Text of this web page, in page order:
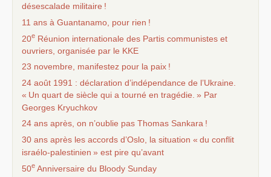
désescalade militaire !
11 ans à Guantanamo, pour rien !
20e Réunion internationale des Partis communistes et
ouvriers, organisée par le KKE
23 novembre, manifestez pour la paix !
24 août 1991 : déclaration d’indépendance de l’Ukraine.
« Un quart de siècle qui a tourné en tragédie. » Par
Georges Kryuchkov
24 ans après, on n’oublie pas Thomas Sankara !
30 ans après les accords d’Oslo, la situation « du conflit
israélo-palestinien » est pire qu’avant
50e Anniversaire du Bloody Sunday